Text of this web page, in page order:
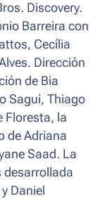
Discovery.
Barreira con
Cecília
Dirección
de Bia
Sagui, Thiago
Floresta, la
de Adriana
Saad. La
desarrollada
Daniel